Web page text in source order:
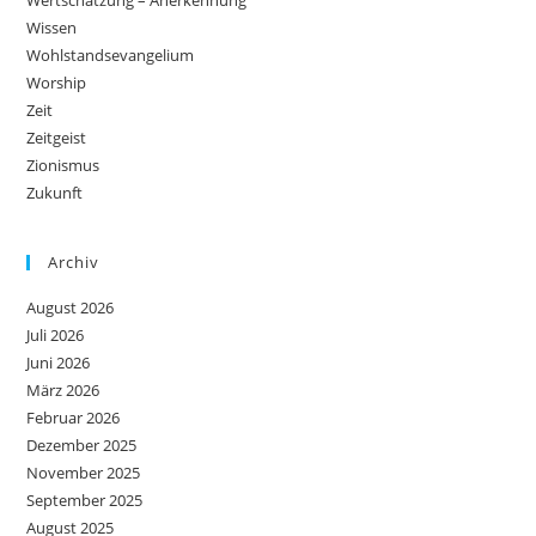
Wissen
Wohlstandsevangelium
Worship
Zeit
Zeitgeist
Zionismus
Zukunft
Archiv
August 2026
Juli 2026
Juni 2026
März 2026
Februar 2026
Dezember 2025
November 2025
September 2025
August 2025